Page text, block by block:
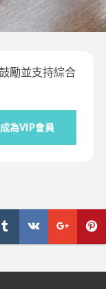
勵並支持綜合
為VIP會員